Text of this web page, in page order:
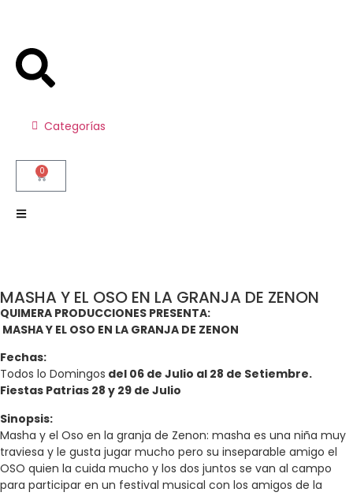
Categorías
0
MASHA Y EL OSO EN LA GRANJA DE ZENON
QUIMERA PRODUCCIONES PRESENTA:
MASHA Y EL OSO EN LA GRANJA DE ZENON
Fechas:
Todos lo Domingos del 06 de Julio al 28 de Setiembre.
Fiestas Patrias 28 y 29 de Julio
Sinopsis:
Masha y el Oso en la granja de Zenon: masha es una niña muy
traviesa y le gusta jugar mucho pero su inseparable amigo el
OSO quien la cuida mucho y los dos juntos se van al campo
para participar en un festival musical con los amigos de la